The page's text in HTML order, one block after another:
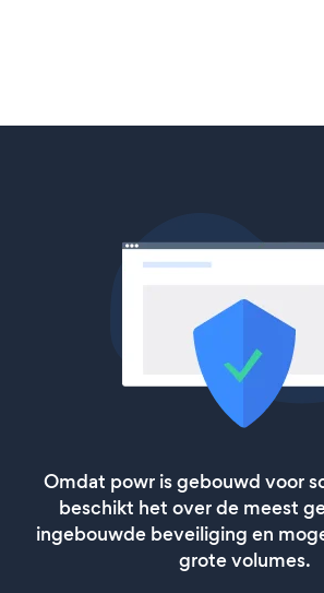
Omdat powr is gebouwd voor
beschikt het over de meest
ingebouwde beveiliging en
grote volumes.